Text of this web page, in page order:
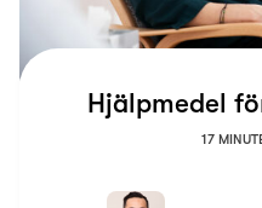
Hjälpmedel
17